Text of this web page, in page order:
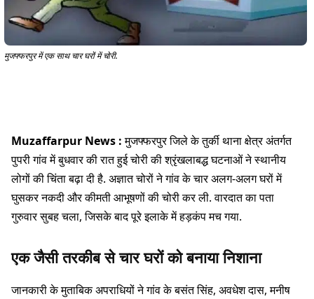
मुजफ्फरपुर में एक साथ चार घरों में चोरी.
Muzaffarpur News :मुजफ्फरपुर जिले के तुर्की थाना क्षेत्र अंतर्गत
पुपरी गांव में बुधवार की रात हुई चोरी की श्रृंखलाबद्ध घटनाओं ने स्थानीय
लोगों की चिंता बढ़ा दी है. अज्ञात चोरों ने गांव के चार अलग-अलग घरों में
घुसकर नकदी और कीमती आभूषणों की चोरी कर ली. वारदात का पता
गुरुवार सुबह चला, जिसके बाद पूरे इलाके में हड़कंप मच गया.
एक जैसी तरकीब से चार घरों को बनाया निशाना
जानकारी के मुताबिक अपराधियों ने गांव के बसंत सिंह, अवधेश दास, मनीष